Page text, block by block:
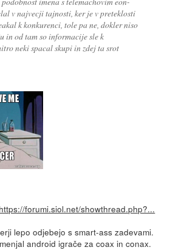
v najvecji tajnosti, ker je v preteklosti
k konkurenci, tole pa ne, dokler niso
in od tam so informacije sle k
neki spacal skupi in zdej ta srot
https://forumi.siol.net/showthread.php?...
lepo odjebejo s smart-ass zadevami.
android igrače za coax in conax.